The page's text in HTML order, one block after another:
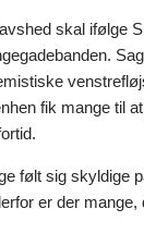
skal ifølge
fik mange til
følt sig skyldige
er der